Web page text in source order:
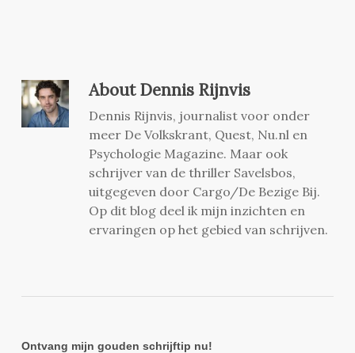
AboutDennis Rijnvis
Dennis Rijnvis, journalist voor onder
meer De Volkskrant, Quest, Nu.nl en
Psychologie Magazine. Maar ook
schrijver van de thriller Savelsbos,
uitgegeven door Cargo/De Bezige Bij.
Op dit blog deel ik mijn inzichten en
ervaringen op het gebied van schrijven.
Ontvang mijn gouden schrijftip nu!